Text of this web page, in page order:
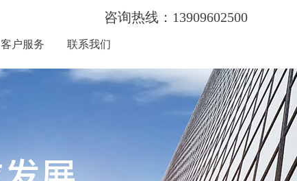
咨询热线：13909602500
客户服务 联系我们